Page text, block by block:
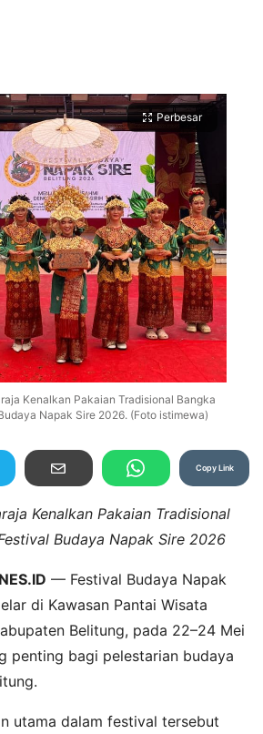
Perbesar
Kenalkan Pakaian Tradisional Bangka
Napak Sire 2026. (Foto istimewa)
Copy Link
Kenalkan Pakaian Tradisional
Budaya Napak Sire 2026
— Festival Budaya Napak
di Kawasan Pantai Wisata
Belitung, pada 22–24 Mei
penting bagi pelestarian budaya
utama dalam festival tersebut